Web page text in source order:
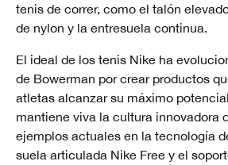
tenis de correr, como el talón
de nylon y la entresuela continua.
El ideal de los tenis Nike ha
de Bowerman por crear productos
atletas alcanzar su máximo
mantiene viva la cultura innovadora
ejemplos actuales en la tecnología
suela articulada Nike Free y el